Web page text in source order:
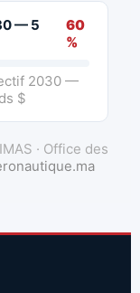
— 5
60
%
2030 —
$
· Office des